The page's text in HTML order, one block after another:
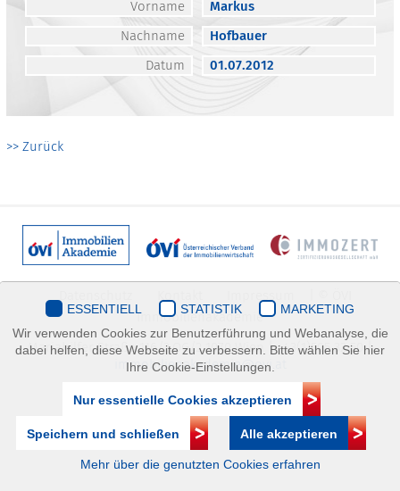
Vorname
Markus
Nachname
Hofbauer
Datum
01.07.2012
>> Zurück
Immobilienakademie
Mariahilfer Straße 116/2.OG/2 1070 Wien | +43(1)505 32 50 |
immobilienakademie@ovi.at
ESSENTIELL STATISTIK
MARKETING
Wir verwenden Cookies zur Benutzerführung und Webanalyse, die
dabei helfen, diese Webseite zu verbessern. Bitte wählen Sie hier
Ihre Cookie-Einstellungen.
Nur essentielle Cookies akzeptieren
Speichern und schließen Alle akzeptieren
Mehr über die genutzten Cookies erfahren